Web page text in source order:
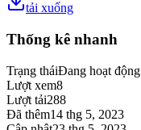
tải xuống
Thống kê nhanh
Trạng tháiĐang hoạt động
Lượt xem8
Lượt tải288
Đã thêm14 thg 5, 2023